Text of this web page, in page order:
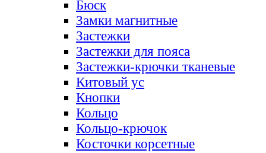
Бюск
Замки магнитные
Застежки
Застежки для пояса
Застежки-крючки тканевые
Китовый ус
Кнопки
Кольцо
Кольцо-крючок
Косточки корсетные